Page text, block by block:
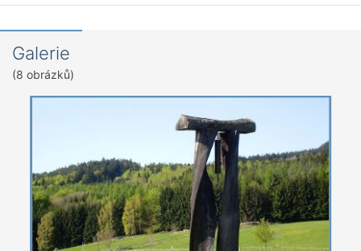
Galerie
(8 obrázků)